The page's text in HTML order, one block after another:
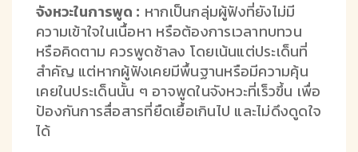
จังหวะในการพูด : หากเป็นกลุ่มผู้ฟังที่ยังไม่มี
ความเข้าใจในเนื้อหา หรือต้องการเวลาทบทวน
หรือคิดตาม ควรพูดช้าลง โดยเน้นแต่ประเด็นที่
สำคัญ แต่หากผู้ฟังเคยมีพื้นฐานหรือมีความคุ้น
เคยในประเด็นนั้น ๆ อาจพูดในจังหวะที่เร็วขึ้น เพื่อ
ป้องกันการสื่อสารที่ยืดเยื้อเกินไป และไม่ดึงดูดใจ
ได้